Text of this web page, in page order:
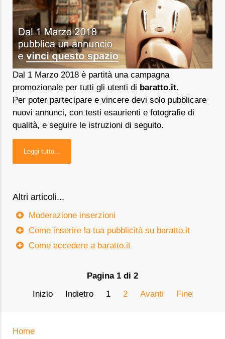
Dal 1 Marzo 2018 è partità una campagna
promozionale per tutti gli utenti di baratto.it.
Per poter partecipare e vincere devi solo pubblicare
nuovi annunci, con testi esaurienti e fotografie di
qualità, e seguire le istruzioni di seguito.
Leggi tutto...
Altri articoli...
Moderazione inserzioni
Come inserire la tua pubblicità su baratto.it
Come accedere a baratto.it
Pagina 1 di 2
Inizio
Indietro 1 2 Avanti Fine
Home